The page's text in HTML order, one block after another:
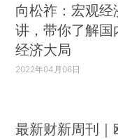
向松祚：宏观经
讲，带你了解国
经济大局
2022年04月06日
最新财新周刊